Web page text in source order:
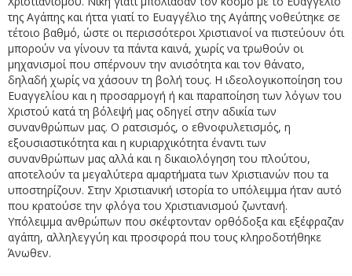
της Αγάπης και ήττα γιατί το Ευαγγέλιο της Αγάπης νοθεύτηκε σε
τέτοιο βαθμό, ώστε οι περισσότεροι Χριστιανοί να πιστεύουν ότι
μπορούν να γίνουν τα πάντα καινά, χωρίς να τρωθούν οι
μηχανισμοί που σπέρνουν την ανισότητα και τον θάνατο,
δηλαδή χωρίς να χάσουν τη βολή τους. Η ιδεολογικοποίηση του
Ευαγγελίου και η προσαρμογή ή και παραποίηση των λόγων του
Χριστού κατά τη βόλεψή μας οδηγεί στην αδικία των
συνανθρώπων μας. Ο ρατσισμός, ο εθνοφυλετισμός, η
εξουσιαστικότητα και η κυριαρχικότητα έναντι των
συνανθρώπων μας αλλά και η δικαιολόγηση του πλούτου,
αποτελούν τα μεγαλύτερα αμαρτήματα των Χριστιανών που τα
υποστηρίζουν. Στην Χριστιανική ιστορία το υπόλειμμα ήταν αυτό
που κρατούσε την φλόγα του Χριστιανισμού ζωντανή.
Υπόλειμμα ανθρώπων που σκέφτονταν ορθόδοξα και εξέφραζαν
αγάπη, αλληλεγγύη και προσφορά που τους κληροδοτήθηκε
Άνωθεν.